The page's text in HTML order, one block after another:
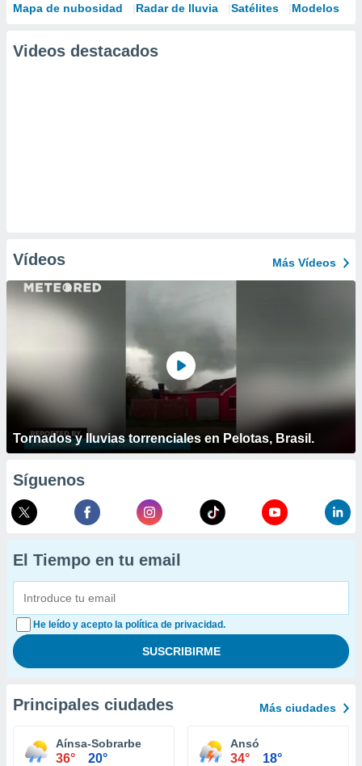
Mapa de nubosidad Radar de lluvia Satélites Modelos
Videos destacados
Vídeos Más Vídeos
Tornados y lluvias torrenciales en Pelotas, Brasil.
Síguenos
El Tiempo en tu email
He leído y acepto la política de privacidad.
Principales ciudades Más ciudades
Aínsa-Sobrarbe
36° 20°
Ansó
34° 18°